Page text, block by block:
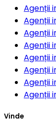
Agenții
Agenții
Agenții
Agenții
Agenții
Agenții
Agenții
Agenții
Vinde